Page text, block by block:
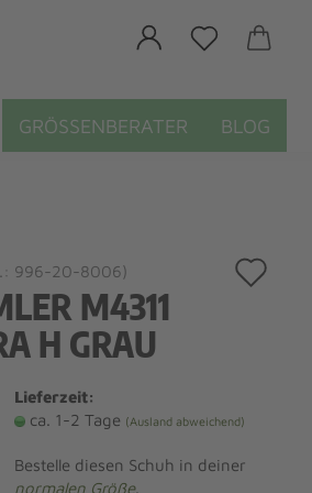
GRÖSSENBERATER BLOG
996-20-8006)
M4311
H GRAU
Lieferzeit:
ca. 1-2 Tage (Ausland abweichend)
Bestelle diesen Schuh in deiner
normalen Größe.